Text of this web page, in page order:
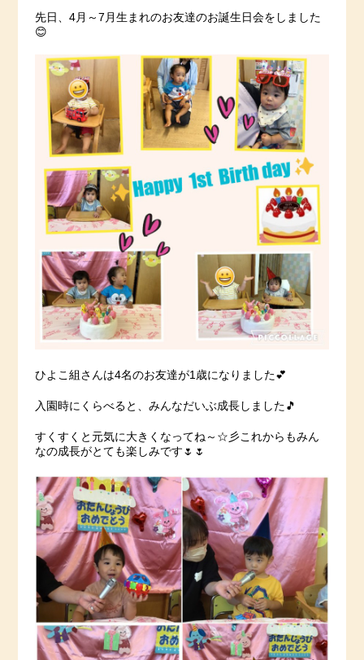
先日、4月～7月生まれのお友達のお誕生日会をしました
😊
ひよこ組さんは4名のお友達が1歳になりました💕
入園時にくらべると、みんなだいぶ成長しました🎵
すくすくと元気に大きくなってね～☆彡これからもみん
なの成長がとても楽しみです🌷🌷